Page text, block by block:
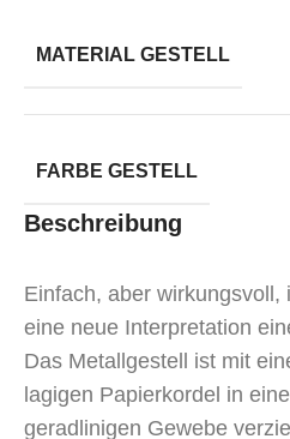
MATERIAL GESTELL
FARBE GESTELL
Beschreibung
Einfach, aber wirkungsvoll,
eine neue Interpretation
Das Metallgestell ist mit
lagigen Papierkordel in
geradlinigen Gewebe